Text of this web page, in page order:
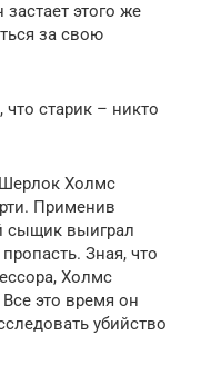
этого же
за свою
старик – никто
Холмс
Применив
сыщик выиграл
Зная, что
Холмс
это время он
убийство